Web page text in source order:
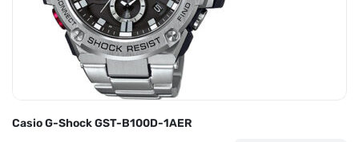
Casio G-Shock GST-B100D-1AER